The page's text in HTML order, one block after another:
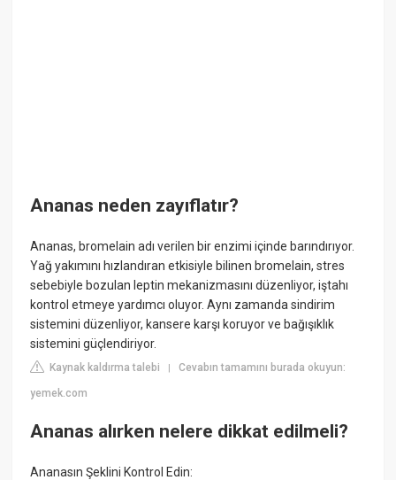
Ananas neden zayıflatır?
Ananas, bromelain adı verilen bir enzimi içinde barındırıyor.
Yağ yakımını hızlandıran etkisiyle bilinen bromelain, stres
sebebiyle bozulan leptin mekanizmasını düzenliyor, iştahı
kontrol etmeye yardımcı oluyor. Aynı zamanda sindirim
sistemini düzenliyor, kansere karşı koruyor ve bağışıklık
sistemini güçlendiriyor.
Kaynak kaldırma talebi |Cevabın tamamını burada okuyun:
yemek.com
Ananas alırken nelere dikkat edilmeli?
Ananasın Şeklini Kontrol Edin: